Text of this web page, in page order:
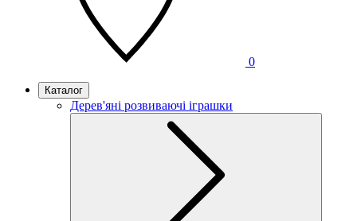
0
Каталог
Дерев'яні розвиваючі іграшки